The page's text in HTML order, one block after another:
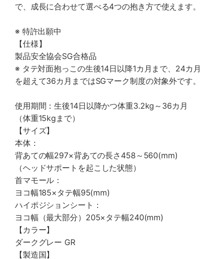
で、成長に合わせて選べる4つの抱き方で使えます。
※ 特許出願中
【仕様】
製品安全協会SG合格品
※ タテ対面抱っこの生後14日以降1カ月まで、24カ月
を超えて36カ月まではSGマーク制度の対象外です。
使用期間：生後14日以降かつ体重3.2kg～36カ月
（体重15kgまで）
【サイズ】
本体：
背あての幅297×背あての長さ458～560(mm)
（ヘッドサポートを起こした状態）
首マモール：
ヨコ幅185×タテ幅95(mm)
ハイポジションシート：
ヨコ幅（最大部分）205×タテ幅240(mm)
【カラー】
ダークグレー GR
【製造国】